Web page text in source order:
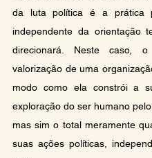
da luta política é a prática
independente da orientação
direcionará. Neste caso,
valorização de uma
modo como ela constrói a
exploração do ser humano
mas sim o total meramente
suas ações políticas,